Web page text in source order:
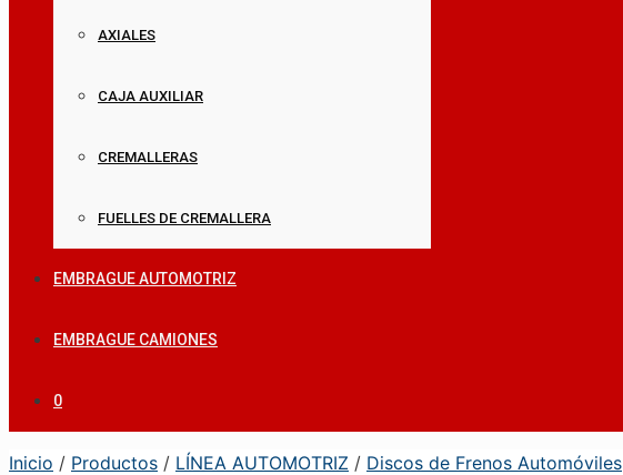
AXIALES
CAJA AUXILIAR
CREMALLERAS
FUELLES DE CREMALLERA
EMBRAGUE AUTOMOTRIZ
EMBRAGUE CAMIONES
0
Inicio / Productos / LÍNEA AUTOMOTRIZ / Discos de Frenos Automóviles